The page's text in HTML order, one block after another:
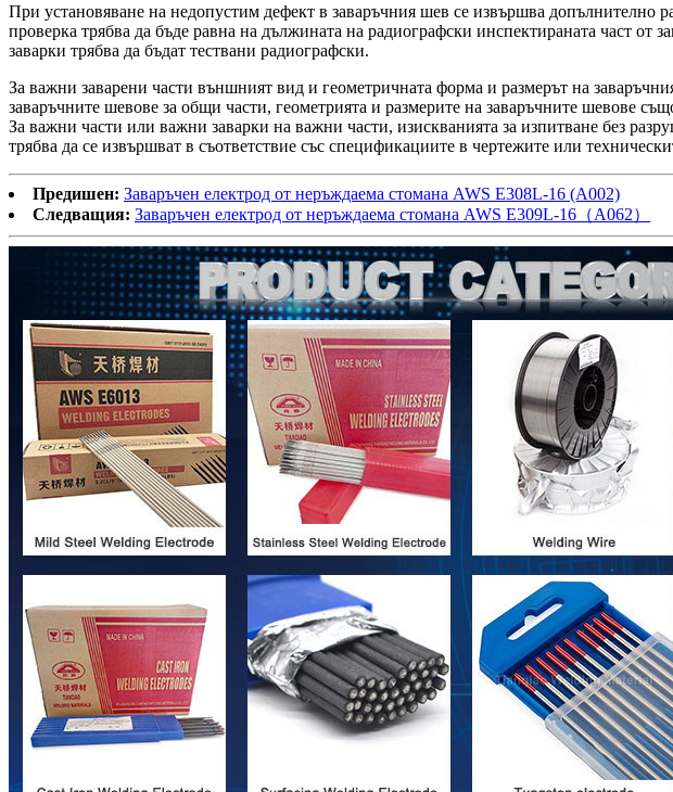
При установяване на недопустим дефект в заваръчния шев се извършва допълнително
проверка трябва да бъде равна на дължината на радиографски инспектираната част
заварки трябва да бъдат тествани радиографски.
За важни заварени части външният вид и геометричната форма и размерът на
заваръчните шевове за общи части, геометрията и размерите на заваръчните шевове
За важни части или важни заварки на важни части, изискванията за изпитване без
трябва да се извършват в съответствие със спецификациите в чертежите или
Предишен: Заваръчен електрод от неръждаема стомана AWS E308L-16 (A002)
Следващия: Заваръчен електрод от неръждаема стомана AWS E309L-16（A062）